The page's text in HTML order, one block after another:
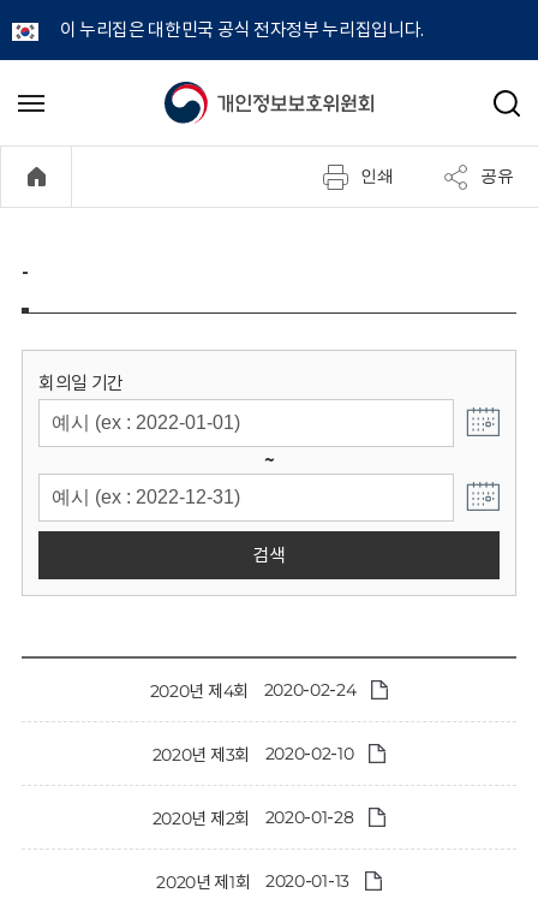
이 누리집은 대한민국 공식 전자정부 누리집입니다.
개
정
보
위
원
회
메
기
검
인쇄 공유
-
회의일 기간
~
검색
2020년 제4회 2020-02-24
2020년 제3회 2020-02-10
2020년 제2회 2020-01-28
2020년 제1회 2020-01-13